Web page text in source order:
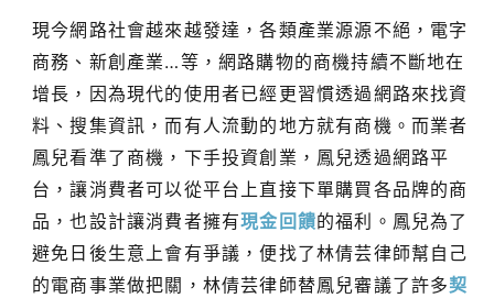
現今網路社會越來越發達，各類產業源源不絕，電字
商務、新創產業…等，網路購物的商機持續不斷地在
增長，因為現代的使用者已經更習慣透過網路來找資
料、搜集資訊，而有人流動的地方就有商機。而業者
鳳兒看準了商機，下手投資創業，鳳兒透過網路平
台，讓消費者可以從平台上直接下單購買各品牌的商
品，也設計讓消費者擁有現金回饋的福利。鳳兒為了
避免日後生意上會有爭議，便找了林倩芸律師幫自己
的電商事業做把關，林倩芸律師替鳳兒審議了許多契